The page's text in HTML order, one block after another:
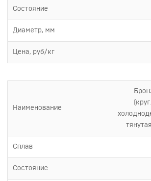
Состояние
Диаметр, мм
Цена, руб/кг
Наименование
Сплав
Состояние